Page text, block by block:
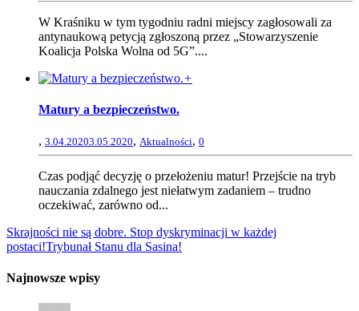
W Kraśniku w tym tygodniu radni miejscy zagłosowali za
antynaukową petycją zgłoszoną przez „Stowarzyszenie
Koalicja Polska Wolna od 5G”....
+
Matury a bezpieczeństwo.
, 3.04.20203.05.2020, Aktualności, 0
Czas podjąć decyzję o przełożeniu matur! Przejście na tryb
nauczania zdalnego jest niełatwym zadaniem – trudno
oczekiwać, zarówno od...
Skrajności nie są dobre. Stop dyskryminacji w każdej
postaci!Trybunał Stanu dla Sasina!
Najnowsze wpisy